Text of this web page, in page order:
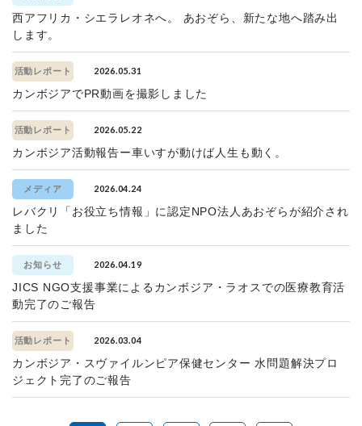
西アフリカ・シエラレオネへ。 あおぞら、新たな地へ踏み出
します。
活動レポート 2026.05.31
カンボジアでPR動画を撮影しました
活動レポート 2026.05.22
カンボジア活動報告ー車いすが動けば人生も動く。
メディア 2026.04.24
レバクリ「お役立ち情報」に認定NPO法人あおぞらが紹介され
ました
お知らせ 2026.04.19
JICS NGO支援事業によるカンボジア・ラオスでの医療教育活
動完了のご報告
活動レポート 2026.03.04
カンボジア・スヴァイルンピア保健センター 水問題解決プロ
ジェクト完了のご報告